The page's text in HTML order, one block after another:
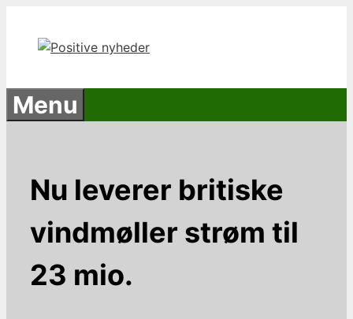
indhold
Menu
Nu leverer britiske
vindmøller strøm til
23 mio.